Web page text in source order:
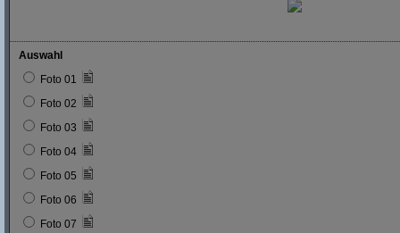
Auswahl
Foto 01
Foto 02
Foto 03
Foto 04
Foto 05
Foto 06
Foto 07